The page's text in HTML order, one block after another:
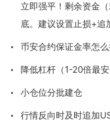
立即强平！剩余资金
底。建议设置止损+追
币安合约保证金率怎
降低杠杆（1-20倍最安
小仓位分批建仓
行情反向时及时追加